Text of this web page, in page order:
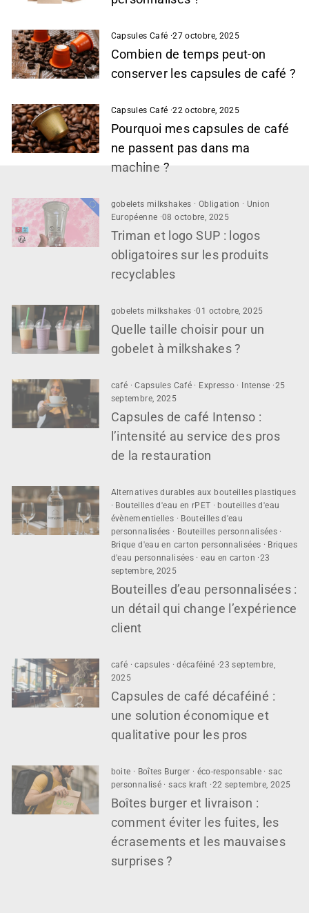
Capsules Café ·27 octobre, 2025
Combien de temps peut-on
conserver les capsules de café ?
Capsules Café ·22 octobre, 2025
Pourquoi mes capsules de café
ne passent pas dans ma
machine ?
gobelets milkshakes · Obligation · Union
Européenne ·08 octobre, 2025
Triman et logo SUP : logos
obligatoires sur les produits
recyclables
gobelets milkshakes ·01 octobre, 2025
Quelle taille choisir pour un
gobelet à milkshakes ?
café ·Capsules Café · Expresso · Intense ·25
septembre, 2025
Capsules de café Intenso :
l’intensité au service des pros
de la restauration
Alternatives durables aux bouteilles plastiques
· Bouteilles d'eau en rPET · bouteilles d'eau
évènementielles · Bouteilles d'eau
personnalisées · Bouteilles personnalisées ·
Brique d'eau en carton personnalisées · Briques
d'eau personnalisées ·eau en carton ·23
septembre, 2025
Bouteilles d’eau personnalisées :
un détail qui change l’expérience
client
café ·capsules ·décaféiné ·23 septembre,
2025
Capsules de café décaféiné :
une solution économique et
qualitative pour les pros
boite · Boîtes Burger · éco-responsable ·sac
personnalisé ·sacs kraft ·22 septembre, 2025
Boîtes burger et livraison :
comment éviter les fuites, les
écrasements et les mauvaises
surprises ?